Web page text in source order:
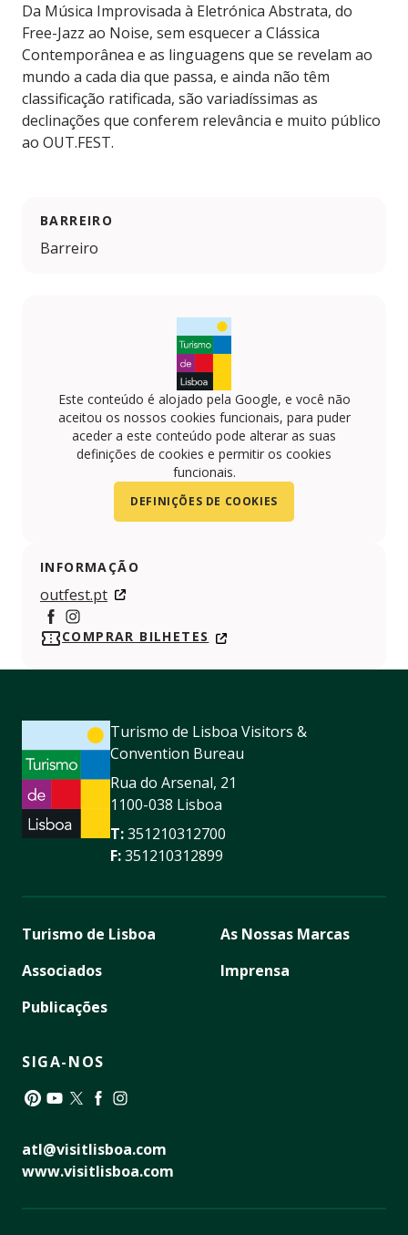
Da Música Improvisada à Eletrónica Abstrata, do
Free-Jazz ao Noise, sem esquecer a Clássica
Contemporânea e as linguagens que se revelam ao
mundo a cada dia que passa, e ainda não têm
classificação ratificada, são variadíssimas as
declinações que conferem relevância e muito público
ao OUT.FEST.
BARREIRO
Barreiro
Este conteúdo é alojado pela Google, e você não
aceitou os nossos cookies funcionais, para puder
aceder a este conteúdo pode alterar as suas
definições de cookies e permitir os cookies
funcionais.
DEFINIÇÕES DE COOKIES
INFORMAÇÃO
outfest.pt
https://www.facebook.com/outfestbarreiro
https://www.instagram.com/out.fest/
COMPRAR BILHETES
Turismo de Lisboa Visitors &
Convention Bureau
Rua do Arsenal, 21
1100-038 Lisboa
T:351210312700
F:351210312899
Turismo de Lisboa
Associados
Publicações
As Nossas Marcas
Imprensa
SIGA-NOS
atl@visitlisboa.com
www.visitlisboa.com